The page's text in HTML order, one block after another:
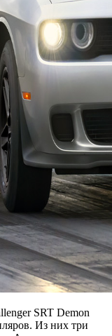
SRT Demon
Из них три